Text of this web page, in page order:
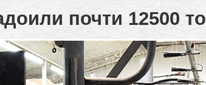
почти 12500